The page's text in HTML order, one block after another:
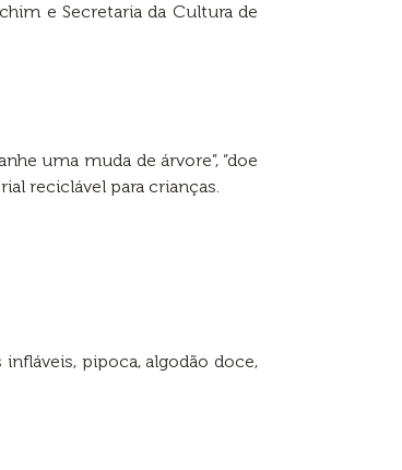
e Secretaria da Cultura de
uma muda de árvore”, “doe
reciclável para crianças.
pipoca, algodão doce,